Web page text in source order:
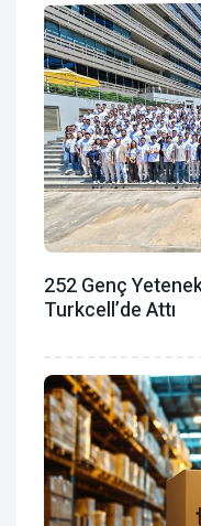
252 Genç
Turkcell’de Attı